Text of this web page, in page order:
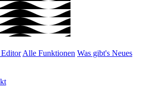
Alle Funktionen Was gibt's Neues